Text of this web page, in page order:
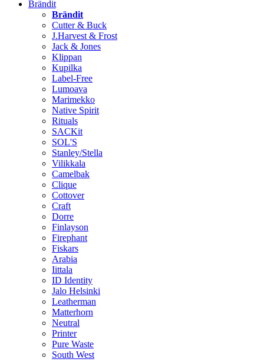
Brändit
Brändit
Cutter & Buck
J.Harvest & Frost
Jack & Jones
Klippan
Kupilka
Label-Free
Lumoava
Marimekko
Native Spirit
Rituals
SACKit
SOL'S
Stanley/Stella
Vilikkala
Camelbak
Clique
Cottover
Craft
Dorre
Finlayson
Firephant
Fiskars
Arabia
Iittala
ID Identity
Jalo Helsinki
Leatherman
Matterhorn
Neutral
Printer
Pure Waste
South West